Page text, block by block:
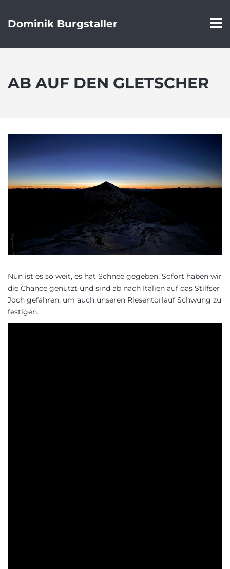
Dominik Burgstaller
AB AUF DEN GLETSCHER
Nun ist es so weit, es hat Schnee gegeben. Sofort haben wir
die Chance genutzt und sind ab nach Italien auf das Stilfser
Joch gefahren, um auch unseren Riesentorlauf Schwung zu
festigen.